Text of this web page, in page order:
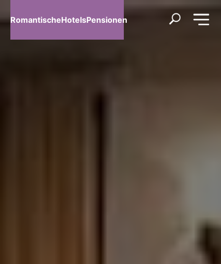
RomantischeHotelsPensionen